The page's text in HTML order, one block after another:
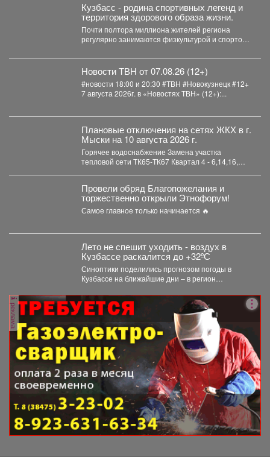
Кузбасс - родина спортивных легенд и
территория здорового образа жизни.
Почти полтора миллиона жителей региона
регулярно занимаются физкультурой и спортом.
Новости ТВН от 07.08.26 (12+)
#новости 18:00 и 20:30 #ТВН #Новокузнецк #12+
7 августа 2026г. в «Новостях ТВН» (12+):...
Плановые отключения на сетях ЖКХ в г.
Мыски на 10 августа 2026 г.
Горячее водоснабжение Замена участка
тепловой сети ТК65-ТК67 Квартал 4 - 6,14,16,
Провели обряд Благопожелания и
торжественно открыли Этнофорум!
Самое главное только начинается 🔥
Лето не спешит уходить - воздух в
Кузбассе раскалится до +32ºС
Синоптики поделились прогнозом погоды в
Кузбассе на ближайшие дни – в регион
реклама